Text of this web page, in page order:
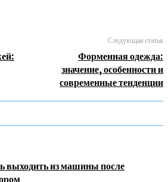
Следующая статья
Форменная одежда:
значение, особенности и
современные тенденции
выходить из машины после